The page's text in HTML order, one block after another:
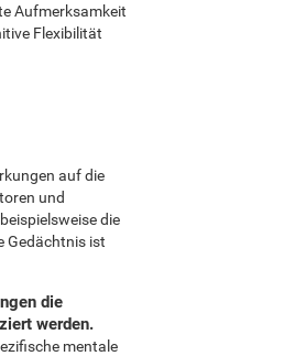
Aufmerksamkeit
Flexibilität
auf die
und
die
Gedächtnis ist
die
werden.
mentale